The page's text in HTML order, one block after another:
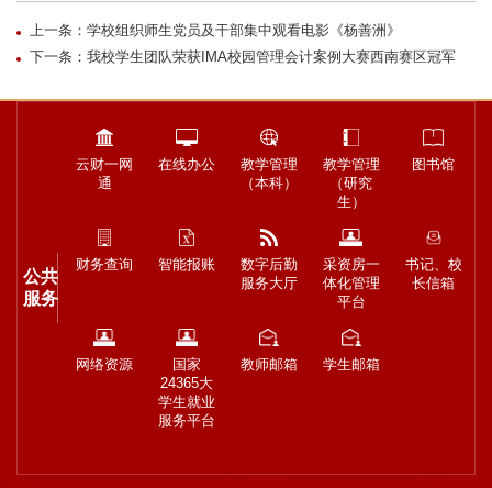
上一条：学校组织师生党员及干部集中观看电影《杨善洲》
下一条：我校学生团队荣获IMA校园管理会计案例大赛西南赛区冠军
公共
服务
云财一网
通
在线办公
教学管理
（本科）
教学管理
（研究
生）
图书馆
财务查询 智能报账
数字后勤
服务大厅
采资房一
体化管理
平台
书记、校
长信箱
网络资源
国家
24365大
学生就业
服务平台
教师邮箱 学生邮箱